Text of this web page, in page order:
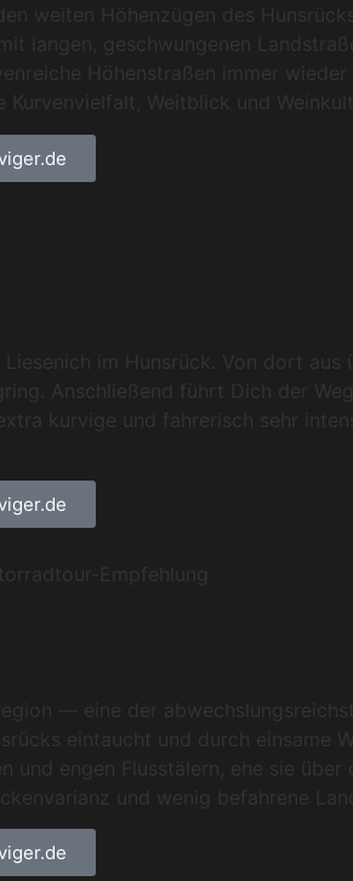
weiten Höhenzügen des
geschwungenen
Höhenstraßen immer
Weitblick und
im Hunsrück. Von dort aus
Anschließend führt Dich der
kurvige und fahrerisch sehr
— eine der
eintaucht und durch einsame
engen Flusstälern, ehe sie über
und wenig befahrene